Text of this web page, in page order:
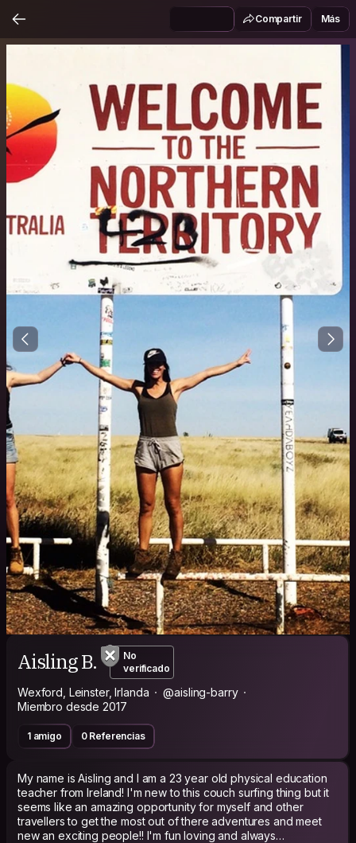
Compartir Más
Aisling B.
No
verificado
Wexford, Leinster, Irlanda
@aisling-barry
Miembro desde 2017
1 amigo 0 Referencias
My name is Aisling and I am a 23 year old physical education
teacher from Ireland! I'm new to this couch surfing thing but it
seems like an amazing opportunity for myself and other
travellers to get the most out of there adventures and meet
new an exciting people!! I'm fun loving and always